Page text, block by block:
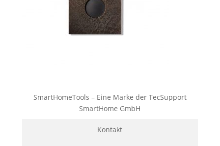
SmartHomeTools – Eine Marke der TecSupport
SmartHome GmbH
Kontakt